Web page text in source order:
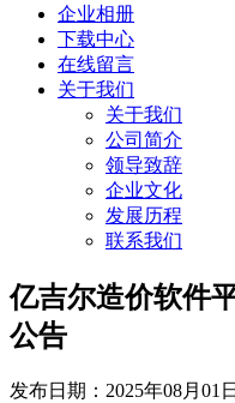
企业相册
下载中心
在线留言
关于我们
关于我们
公司简介
领导致辞
企业文化
发展历程
联系我们
亿吉尔造价软件
公告
发布日期： 2025年08月01日